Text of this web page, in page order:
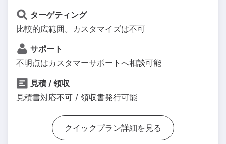
ターゲティング
比較的広範囲。カスタマイズは不可
サポート
不明点はカスタマーサポートへ相談可能
見積 / 領収
見積書対応不可 / 領収書発行可能
クイックプラン詳細を見る